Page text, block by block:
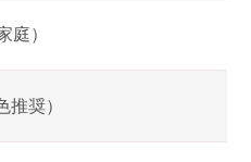
庭）
推奨）